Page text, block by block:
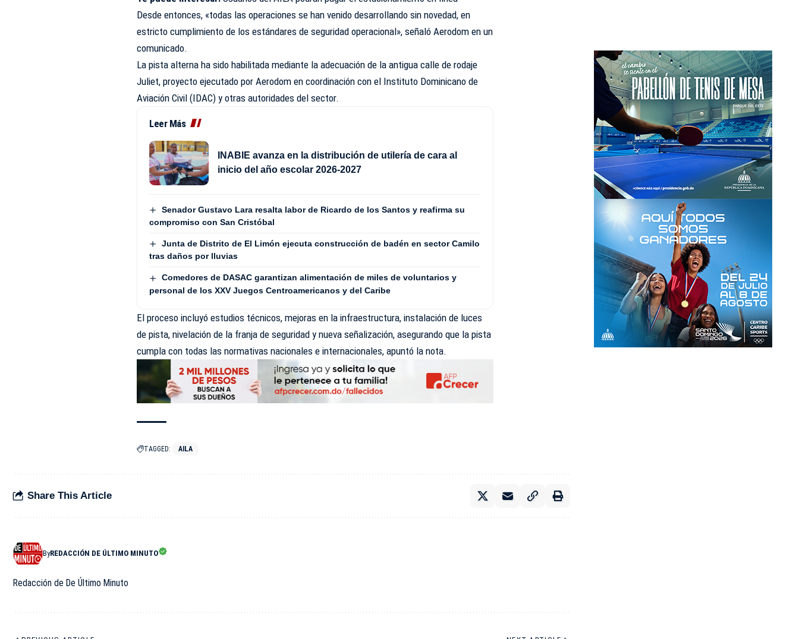
Desde entonces, «todas las operaciones se han venido desarrollando sin novedad, en
estricto cumplimiento de los estándares de seguridad operacional», señaló Aerodom en un
comunicado.
La pista alterna ha sido habilitada mediante la adecuación de la antigua calle de rodaje
Juliet, proyecto ejecutado por Aerodom en coordinación con el Instituto Dominicano de
Aviación Civil (IDAC) y otras autoridades del sector.
Leer Más
INABIE avanza en la distribución de utilería de cara al
inicio del año escolar 2026-2027
Senador Gustavo Lara resalta labor de Ricardo de los Santos y reafirma su
compromiso con San Cristóbal
Junta de Distrito de El Limón ejecuta construcción de badén en sector Camilo
tras daños por lluvias
Comedores de DASAC garantizan alimentación de miles de voluntarios y
personal de los XXV Juegos Centroamericanos y del Caribe
El proceso incluyó estudios técnicos, mejoras en la infraestructura, instalación de luces
de pista, nivelación de la franja de seguridad y nueva señalización, asegurando que la pista
cumpla con todas las normativas nacionales e internacionales, apuntó la nota.
TAGGED: AILA
Share This Article
ByREDACCIÓN DE ÚLTIMO MINUTO
Redacción de De Último Minuto